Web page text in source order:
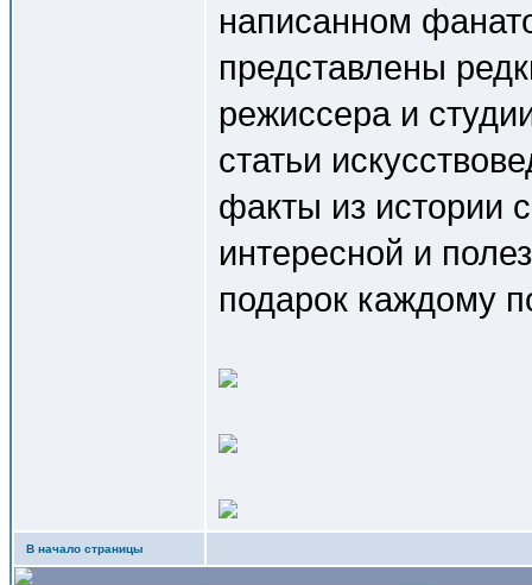
написанном
представлены
режиссера и
статьи
факты из истории
интересной и
подарок каждому
В начало страницы